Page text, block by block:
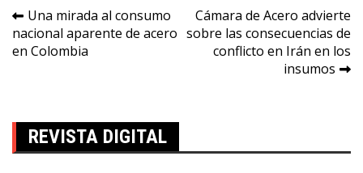
Navegación
de
Una mirada al consumo
nacional aparente de acero
en Colombia
Cámara de Acero advierte
sobre las consecuencias de
conflicto en Irán en los
insumos
REVISTA DIGITAL